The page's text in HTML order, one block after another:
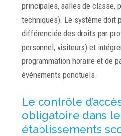
principales, salles de classe,
techniques). Le système doit
différenciée des droits par
personnel, visiteurs) et
programmation horaire et de
événements ponctuels.
Le contrôle
obligatoire dans
établissements